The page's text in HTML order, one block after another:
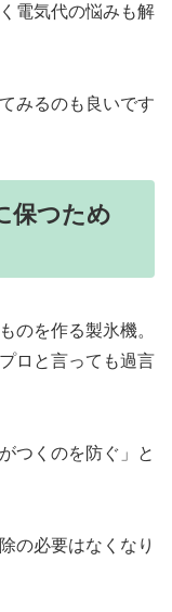
電気代の悩みも解
みるのも良いです
保つため
のを作る製氷機。
ロと言っても過言
つくのを防ぐ」と
の必要はなくなり